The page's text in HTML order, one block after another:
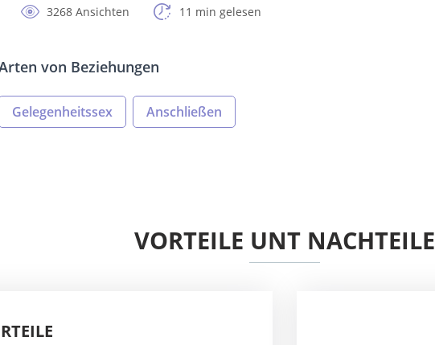
3268 Ansichten 11 min gelesen
von Beziehungen
Gelegenheitssex Anschließen
VORTEILE UNT NACHTEILE